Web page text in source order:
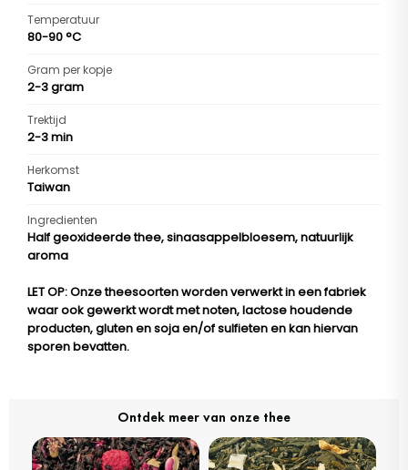
Temperatuur
80-90 °C
Gram per kopje
2-3 gram
Trektijd
2-3 min
Herkomst
Taiwan
Ingredienten
Half geoxideerde thee, sinaasappelbloesem, natuurlijk
aroma
LET OP: Onze theesoorten worden verwerkt in een fabriek
waar ook gewerkt wordt met noten, lactose houdende
producten, gluten en soja en/of sulfieten en kan hiervan
sporen bevatten.
Ontdek meer van onze thee